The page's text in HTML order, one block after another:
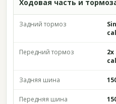
Ходовая часть и
Задний тормоз
Передний тормоз
Задняя шина
Передняя шина